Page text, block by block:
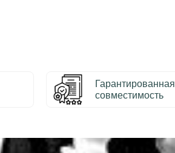
Гарантированная
совместимость